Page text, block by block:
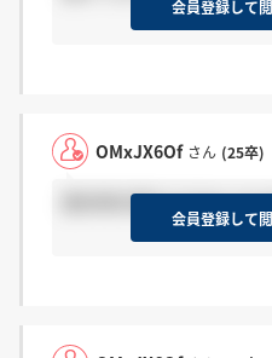
会員登録して
OMxJX6Of さん (25卒)
夏採用応募する方おられ
会員登録して